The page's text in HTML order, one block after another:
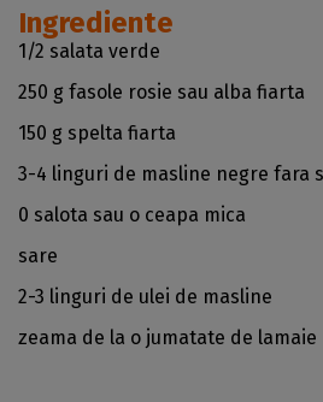
Ingrediente
1/2 salata verde
250 g fasole rosie sau alba fiarta
150 g spelta fiarta
3-4 linguri de masline negre fara
0 salota sau o ceapa mica
sare
2-3 linguri de ulei de masline
zeama de la o jumatate de lamaie